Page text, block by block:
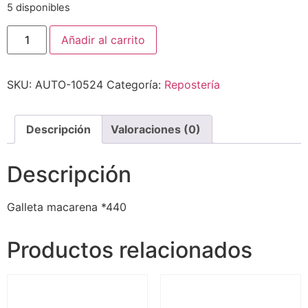
5 disponibles
Añadir al carrito
SKU: AUTO-10524 Categoría: Repostería
Descripción Valoraciones (0)
Descripción
Galleta macarena *440
Productos relacionados